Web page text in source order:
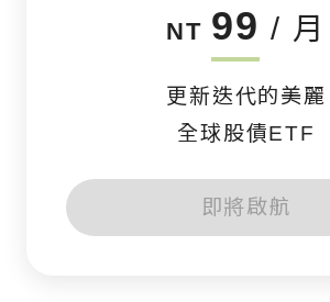
NT 99 / 月
更新迭代的美麗
全球股債ETF
即將啟航